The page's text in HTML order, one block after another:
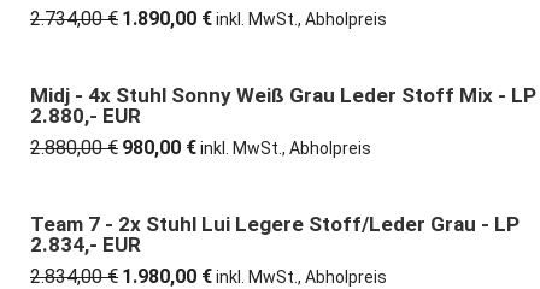
2.734,00€ Ursprünglicher
2.734,00 €
1.890,00 €Aktueller
1.890,00 €.
inkl. MwSt., Abholpreis
66% günstiger
Midj - 4x Stuhl Sonny Weiß Grau Leder Stoff Mix - LP
2.880,- EUR
2.880,00€ Ursprünglicher
2.880,00 €
980,00 €Aktueller
980,00 €.
inkl. MwSt., Abholpreis
30% günstiger
Team 7 - 2x Stuhl Lui Legere Stoff/Leder Grau - LP
2.834,- EUR
2.834,00€ Ursprünglicher
1.980,00 €Aktueller
inkl. MwSt., Abholpreis